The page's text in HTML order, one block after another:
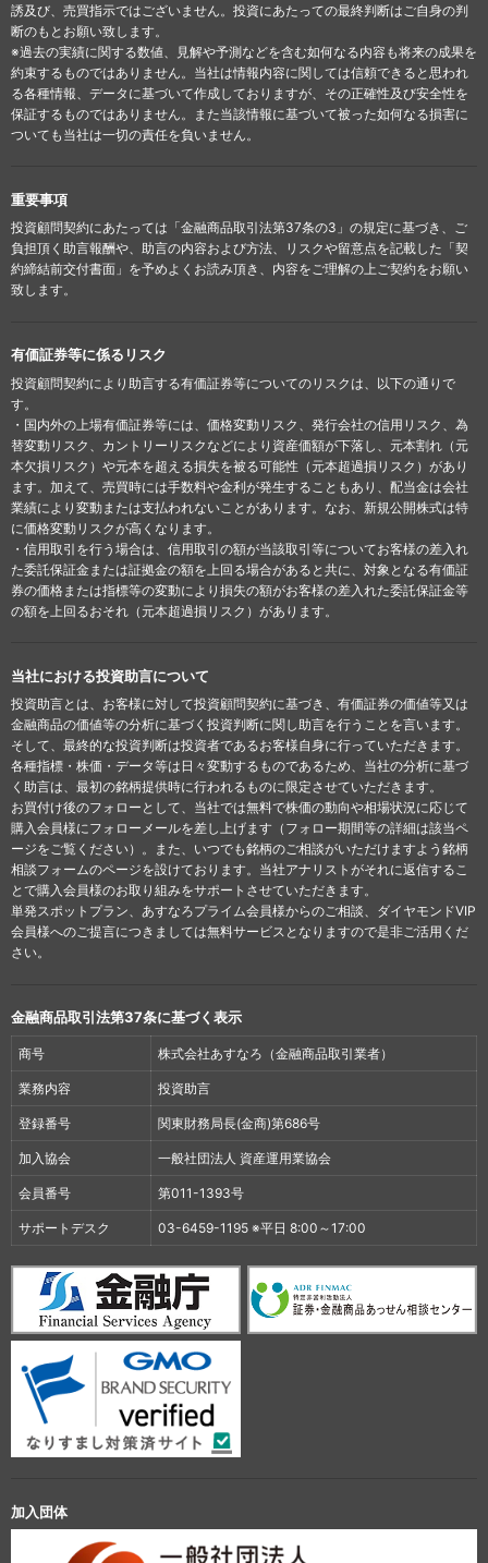
誘及び、売買指示ではございません。投資にあたっての最終判断はご自身の判
断のもとお願い致します。
※過去の実績に関する数値、見解や予測などを含む如何なる内容も将来の成果を
約束するものではありません。当社は情報内容に関しては信頼できると思われ
る各種情報、データに基づいて作成しておりますが、その正確性及び安全性を
保証するものではありません。また当該情報に基づいて被った如何なる損害に
ついても当社は一切の責任を負いません。
重要事項
投資顧問契約にあたっては「金融商品取引法第37条の3」の規定に基づき、ご
負担頂く助言報酬や、助言の内容および方法、リスクや留意点を記載した「契
約締結前交付書面」を予めよくお読み頂き、内容をご理解の上ご契約をお願い
致します。
有価証券等に係るリスク
投資顧問契約により助言する有価証券等についてのリスクは、以下の通りで
す。
・国内外の上場有価証券等には、価格変動リスク、発行会社の信用リスク、為
替変動リスク、カントリーリスクなどにより資産価額が下落し、元本割れ（元
本欠損リスク）や元本を超える損失を被る可能性（元本超過損リスク）があり
ます。加えて、売買時には手数料や金利が発生することもあり、配当金は会社
業績により変動または支払われないことがあります。なお、新規公開株式は特
に価格変動リスクが高くなります。
・信用取引を行う場合は、信用取引の額が当該取引等についてお客様の差入れ
た委託保証金または証拠金の額を上回る場合があると共に、対象となる有価証
券の価格または指標等の変動により損失の額がお客様の差入れた委託保証金等
の額を上回るおそれ（元本超過損リスク）があります。
当社における投資助言について
投資助言とは、お客様に対して投資顧問契約に基づき、有価証券の価値等又は
金融商品の価値等の分析に基づく投資判断に関し助言を行うことを言います。
そして、最終的な投資判断は投資者であるお客様自身に行っていただきます。
各種指標・株価・データ等は日々変動するものであるため、当社の分析に基づ
く助言は、最初の銘柄提供時に行われるものに限定させていただきます。
お買付け後のフォローとして、当社では無料で株価の動向や相場状況に応じて
購入会員様にフォローメールを差し上げます（フォロー期間等の詳細は該当ペ
ージをご覧ください）。また、いつでも銘柄のご相談がいただけますよう銘柄
相談フォームのページを設けております。当社アナリストがそれに返信するこ
とで購入会員様のお取り組みをサポートさせていただきます。
単発スポットプラン、あすなろプライム会員様からのご相談、ダイヤモンドVIP
会員様へのご提言につきましては無料サービスとなりますので是非ご活用くだ
さい。
金融商品取引法第37条に基づく表示
商号 株式会社あすなろ（金融商品取引業者）
業務内容 投資助言
登録番号 関東財務局長(金商)第686号
加入協会 一般社団法人 資産運用業協会
会員番号 第011-1393号
サポートデスク 03-6459-1195 ※平日 8:00～17:00
加入団体